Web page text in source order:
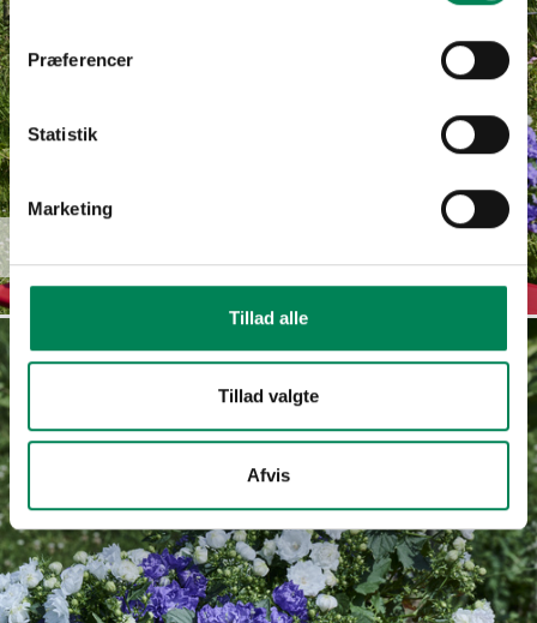
Præferencer
Statistik
Marketing
Tillad alle
Tillad valgte
Afvis
haylodgensis